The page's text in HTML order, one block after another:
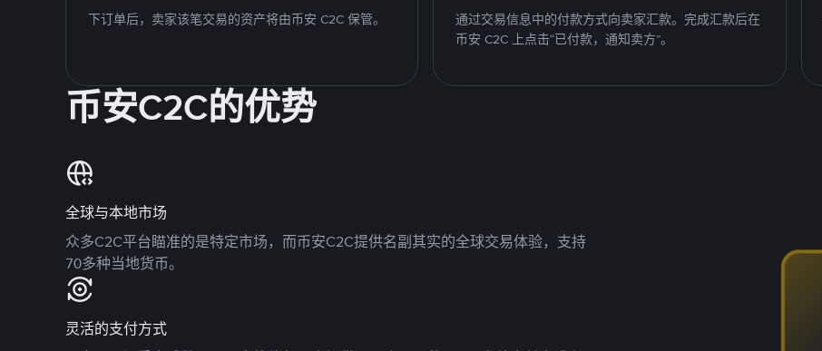
下订单后，卖家该笔交易的资产将由币安 C2C 保管。
通过交易信息中的付款方式向卖家汇款。完成汇款后在
币安 C2C 上点击“已付款，通知卖方”。
币安C2C的优势
全球与本地市场
众多C2C平台瞄准的是特定市场，而币安C2C提供名副其实的全球交易体验，支持
70多种当地货币。
灵活的支付方式